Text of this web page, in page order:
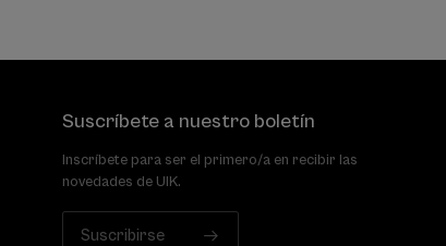
Suscríbete a nuestro boletín
Inscríbete para ser el primero/a en recibir las
novedades de UIK.
Suscribirse